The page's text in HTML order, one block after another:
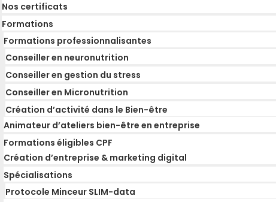
Nos certificats
Formations
Formations professionnalisantes
Conseiller en neuronutrition
Conseiller en gestion du stress
Conseiller en Micronutrition
Création d’activité dans le Bien-être
Animateur d’ateliers bien-être en entreprise
Formations éligibles CPF
Création d’entreprise & marketing digital
Spécialisations
Protocole Minceur SLIM-data